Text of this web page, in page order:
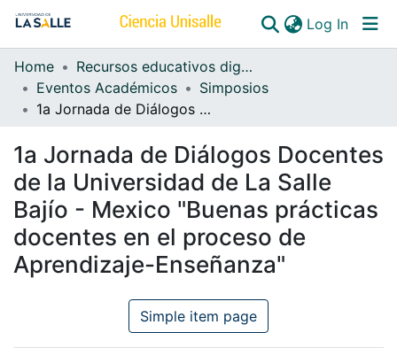
Log In
Communities & Collections
All of DSpace
Home
Recursos educativos digitales
Eventos Académicos
Simposios
1a Jornada de Diálogos Docentes de la Universidad de La Salle Bajío - Mexico "Buenas prácticas docentes en el proceso de Aprendizaje-Enseñanza"
1a Jornada de Diálogos Docentes
de la Universidad de La Salle
Bajío - Mexico "Buenas prácticas
docentes en el proceso de
Aprendizaje-Enseñanza"
Simple item page